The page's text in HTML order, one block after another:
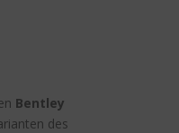
Bentley
des